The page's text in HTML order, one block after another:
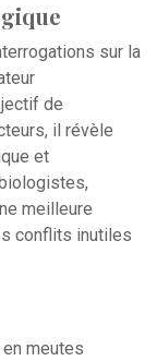
sur la
de
il révèle
et
meilleure
conflits inutiles
meutes